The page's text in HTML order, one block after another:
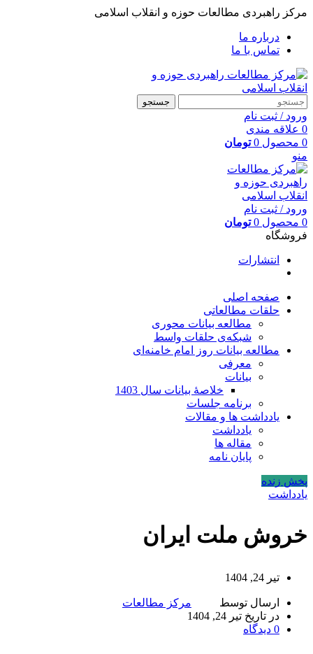
مرکز راهبردی مطالعات حوزه و انقلاب اسلامی
درباره ما
تماس با ما
جستجو
ورود / ثبت نام
0 علاقه مندی
0 محصول 0 تومان
منو
ورود / ثبت نام
0 محصول 0 تومان
فروشگاه
انتشارات
صفحه اصلی
حلقات مطالعاتی
مطالعه بیانات محوری
شبکه‌ی حلقات واسط
مطالعه بیانات روز امام خامنه‌ای
معرفی
بیانات
خلاصۀ بیانات سال 1403
برنامه جلسات
یادداشت ها و مقالات
یادداشت
مقاله ها
پایان نامه
پخش زنده
یادداشت
خروش ملت ایران
تیر 24, 1404
ارسال توسط
مرکز مطالعات
در تاریخ تیر 24, 1404
0 دیدگاه